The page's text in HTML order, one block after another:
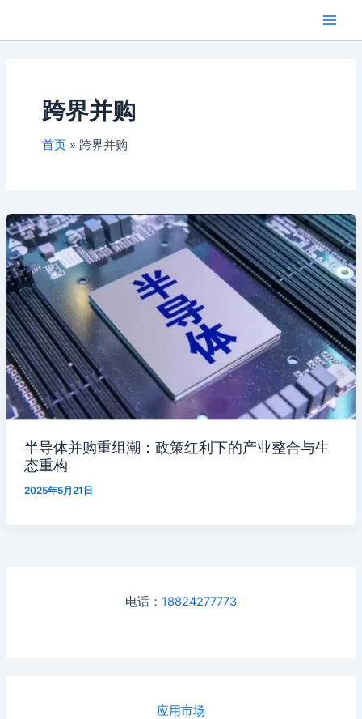
Main
电话： 18824277773
应用市场
跨界并购
首页 跨界并购
半导体并购重组潮：政策红利下的产业整合与生
态重构
2025年5月21日